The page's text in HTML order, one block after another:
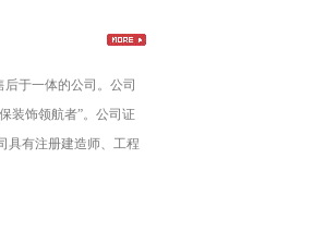
于一体的公司。公司
装饰领航者”。公司证
具有注册建造师、工程